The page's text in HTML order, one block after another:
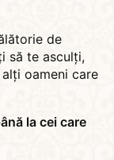
de
să te asculți,
oameni care
la cei care